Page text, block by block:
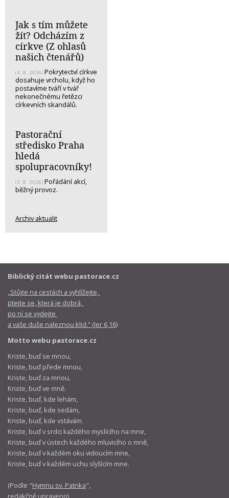
Jak s tím můžete
žít? Odcházím z
církve (Z ohlasů
našich čtenářů)
(4. 8. 2026) Pokrytectví církve
dosahuje vrcholu, když ho
postavíme tváří v tvář
nekonečnému řetězci
církevních skandálů.
Pastorační
středisko Praha
hledá
spolupracovníky!
(3. 8. 2026) Pořádání akcí,
běžný provoz.
Archiv aktualit
Biblický citát webu pastorace.cz
„Stůjte na cestách a vyhlížejte,
ptejte se, která je dobrá,
po ní se vydejte
a vaše duše naleznou klid.“ (Jer 6,16)
Motto webu pastorace.cz
Kriste, buď se mnou,
Kriste, buď přede mnou,
Kriste, buď za mnou,
Kriste, buď ve mně.
Kriste, buď, kde lehám,
Kriste, buď, kde sedám,
Kriste, buď, kde vstávám.
Kriste, buď v srdci každého myslícího na mne,
Kriste, buď v ústech každého mluvicího o mně,
Kriste, buď v každém oku vidoucím mne,
Kriste, buď v každém uchu slyšícím mne.
(Podle "Hymnu sv. Patrika",
redakčně upraveno)